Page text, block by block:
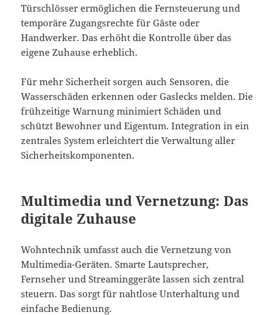
Türschlösser ermöglichen die Fernsteuerung und
temporäre Zugangsrechte für Gäste oder
Handwerker. Das erhöht die Kontrolle über das
eigene Zuhause erheblich.
Für mehr Sicherheit sorgen auch Sensoren, die
Wasserschäden erkennen oder Gaslecks melden. Die
frühzeitige Warnung minimiert Schäden und
schützt Bewohner und Eigentum. Integration in ein
zentrales System erleichtert die Verwaltung aller
Sicherheitskomponenten.
Multimedia und Vernetzung: Das
digitale Zuhause
Wohntechnik umfasst auch die Vernetzung von
Multimedia-Geräten. Smarte Lautsprecher,
Fernseher und Streaminggeräte lassen sich zentral
steuern. Das sorgt für nahtlose Unterhaltung und
einfache Bedienung.